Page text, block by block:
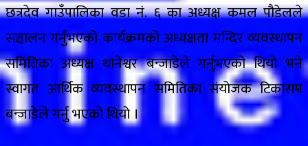
छत्रदेव गाउँपालिका वडा नं. ६ का अध्यक्ष कमल पौडेलले
सञ्चालन गर्नुभएको कार्यक्रमको अध्यक्षता मन्दिर व्यवस्थापन
समितिका अध्यक्ष थानेश्वर बन्जाडेले गर्नुभएको थियो भने
स्वागत आर्थिक व्यवस्थापन समितिका संयोजक टिकाराम
बन्जाडेले गर्नु भएको थियो ।